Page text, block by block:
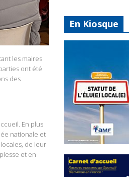
les maires
ont été
des
En plus
nationale et
de leur
et en
En Kiosque
Statut de
l’élu local